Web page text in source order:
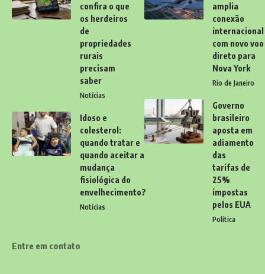
confira o que
os herdeiros
de
propriedades
rurais
precisam
saber
Notícias
Idoso e
colesterol:
quando tratar e
quando aceitar a
mudança
fisiológica do
envelhecimento?
Notícias
amplia
conexão
internacional
com novo voo
direto para
Nova York
Rio de Janeiro
Governo
brasileiro
aposta em
adiamento
das
tarifas de
25%
impostas
pelos EUA
Política
Entre em contato